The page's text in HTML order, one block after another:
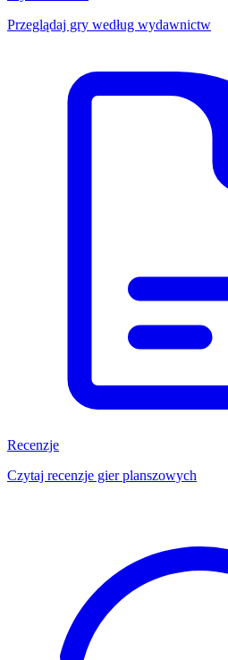
Przeglądaj gry według wydawnictw
Recenzje
Czytaj recenzje gier planszowych